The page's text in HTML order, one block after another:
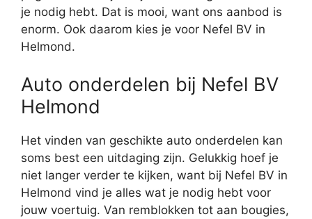
je nodig hebt. Dat is mooi, want ons aanbod is
enorm. Ook daarom kies je voor Nefel BV in
Helmond.
Auto onderdelen bij Nefel BV
Helmond
Het vinden van geschikte auto onderdelen kan
soms best een uitdaging zijn. Gelukkig hoef je
niet langer verder te kijken, want bij Nefel BV in
Helmond vind je alles wat je nodig hebt voor
jouw voertuig. Van remblokken tot aan bougies,